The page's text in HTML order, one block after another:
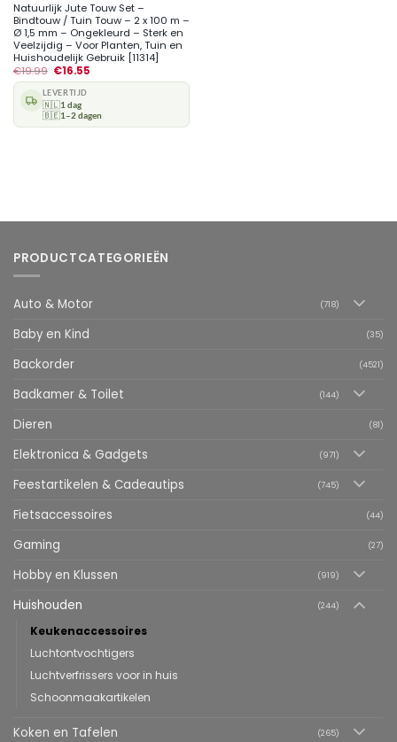
Natuurlijk Jute Touw Set –
Bindtouw / Tuin Touw – 2 x 100 m –
Ø 1,5 mm – Ongekleurd – Sterk en
Veelzijdig – Voor Planten, Tuin en
Huishoudelijk Gebruik [11314]
€19.99 €16.55
LEVERTIJD
🇳🇱1 dag
🇧🇪1–2 dagen
PRODUCTCATEGORIEËN
Auto & Motor (718)
Baby en Kind (35)
Backorder (4521)
Badkamer & Toilet (144)
Dieren (81)
Elektronica & Gadgets (971)
Feestartikelen & Cadeautips (745)
Fietsaccessoires (44)
Gaming (27)
Hobby en Klussen (919)
Huishouden (244)
Keukenaccessoires
Luchtontvochtigers
Luchtverfrissers voor in huis
Schoonmaakartikelen
Koken en Tafelen (265)